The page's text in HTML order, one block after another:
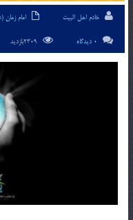
خادم اهل البیت امام زمان
0 دیدگاه